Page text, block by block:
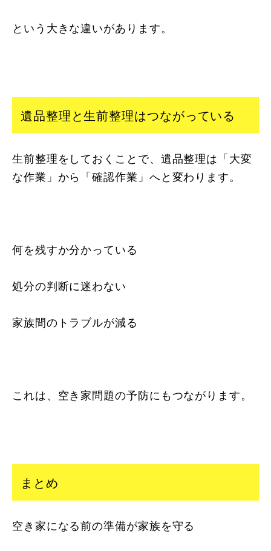
という大きな違いがあります。
遺品整理と生前整理はつながっている
生前整理をしておくことで、遺品整理は「大変
な作業」から「確認作業」へと変わります。
何を残すか分かっている
処分の判断に迷わない
家族間のトラブルが減る
これは、空き家問題の予防にもつながります。
まとめ
空き家になる前の準備が家族を守る